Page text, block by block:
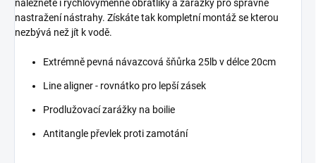
naleznete i rychlovýměnné obratlíky a zarážky pro správné
nastražení nástrahy. Získáte tak kompletní montáž se kterou
nezbývá než jít k vodě.
Extrémně pevná návazcová šňůrka 25lb v délce 20cm
Line aligner - rovnátko pro lepší zásek
Prodlužovací zarážky na boilie
Antitangle převlek proti zamotání